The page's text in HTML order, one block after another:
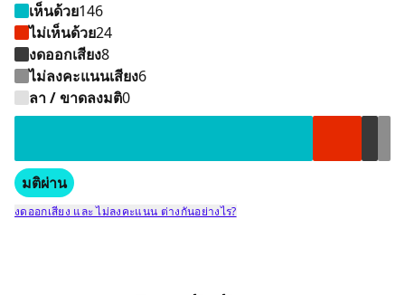
เห็นด้วย146
ไม่เห็นด้วย24
งดออกเสียง8
ไม่ลงคะแนนเสียง6
ลา / ขาดลงมติ0
เห็นด้วย 146 คน
มติผ่าน
งดออกเสียง และ ไม่ลงคะแนน ต่างกันอย่างไร?